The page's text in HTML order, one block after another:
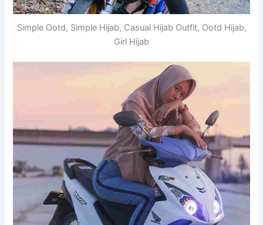
Simple Ootd, Simple Hijab, Casual Hijab Outfit, Ootd Hijab,
Girl Hijab